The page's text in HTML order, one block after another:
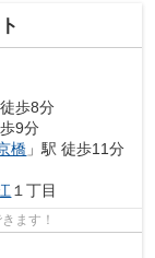
徒歩8分
9分
橋 」駅 徒歩11分
１丁目
ます！